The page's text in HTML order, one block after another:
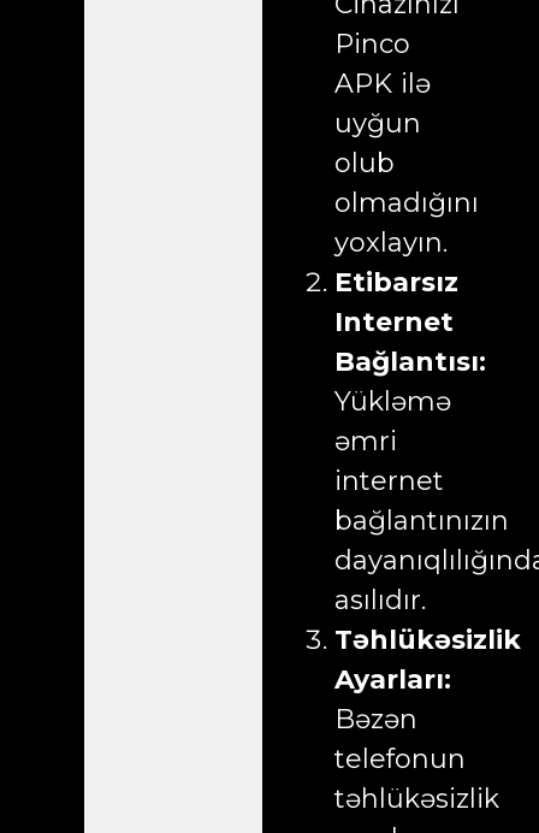
Pinco
APK ilə
uyğun
olub
olmadığını
yoxlayın.
Etibarsız
Internet
Bağlantısı:
Yükləmə
əmri
internet
bağlantınızın
asılıdır.
Təhlükəsizlik
Ayarları:
Bəzən
telefonun
təhlükəsizlik